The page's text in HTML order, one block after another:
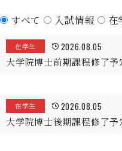
すべて 入試情報 在
在学生 2026.08.05
大学院博士前期課程修了予
在学生 2026.08.05
大学院博士後期課程修了予